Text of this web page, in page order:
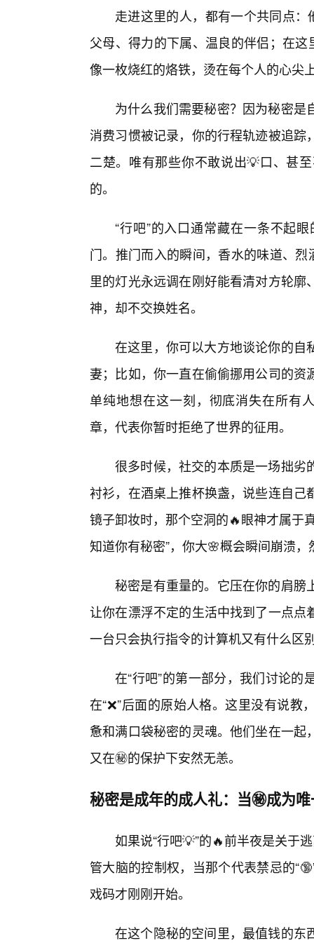
走进这里的人，都有一个共同点：
父母、得力的下属、温良的伴侣；在
像一枚烧红的烙铁，烫在每个人的心尖
为什么我们需要秘密？因为秘密
消费习惯被记录，你的行程轨迹被追
二楚。唯有那些你不敢说出💡口、甚
的。
“行吧”的入口通常藏在一条不起
门。推门而入的瞬间，香水的味道、
里的灯光永远调在刚好能看清对方轮
神，却不交换姓名。
在这里，你可以大方地谈论你的自
妻；比如，你一直在偷偷挪用公司的
单纯地想在这一刻，彻底消失在所有
章，代表你暂时拒绝了世界的征用。
很多时候，社交的本质是一场拙劣
衬衫，在酒桌上推杯换盏，说些连自
镜子卸妆时，那个空洞的🔥眼神才属于
知道你有秘密”，你大🌸概会瞬间崩溃
秘密是有重量的。它压在你的肩膀
让你在漂浮不定的生活中找到了一点
一台只会执行指令的计算机又有什么区
在“行吧”的第一部分，我们讨论
在“❌”后面的原始人格。这里没有说
惫和满口袋秘密的灵魂。他们坐在一
又在㊙️的保护下安然无恙。
秘密是成年的成人礼：当㊙️成为
如果说“行吧💡”的🔥前半夜是关于
管大脑的控制权，当那个代表禁忌的
戏码才刚刚开始。
在这个隐秘的空间里，最值钱的东